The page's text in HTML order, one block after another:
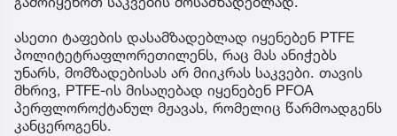
ასეთი ტაფების დასამზადებლად იყენებენ PTFE
პოლიტეტრაფლორეთილენს, რაც მას ანიჭებს
უნარს, მომზადებისას არ მიიკრას საკვები. თავის
მხრივ, PTFE-ის მისაღებად იყენებენ PFOA
პერფლოროქტანულ მჟავას, რომელიც წარმოადგენს
კანცეროგენს.